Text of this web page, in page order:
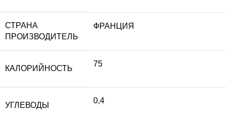
СТРАНА
ПРОИЗВОДИТЕЛЬ
ФРАНЦИЯ
КАЛОРИЙНОСТЬ
75
УГЛЕВОДЫ
0,4